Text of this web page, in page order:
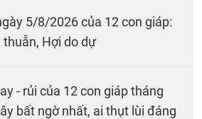
5/8/2026 của 12 con giáp:
thuẫn, Hợi do dự
- rủi của 12 con giáp tháng
bất ngờ nhất, ai thụt lùi đáng